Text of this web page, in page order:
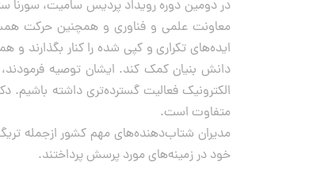
در دومین دوره رویداد پردیس سامیت،
معاونت علمی و فناوری و همچنین حرکت
ایده‌های تکراری و کپی شده را کنار بگذارند
دانش بنیان کمک کند. ایشان توصیه
الکترونیک فعالیت گسترده‌تری داشته باشیم.
متفاوت است.
مدیران شتاب‌دهنده‌های مهم کشور ازجمله
خود در زمینه‌های مورد پرسش پرداختند.